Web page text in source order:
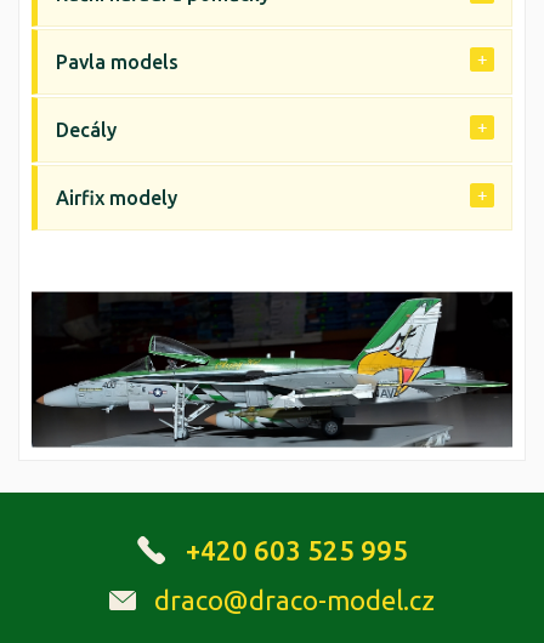
Pavla models
Decály
Airfix modely
+420 603 525 995
draco@draco-model.cz